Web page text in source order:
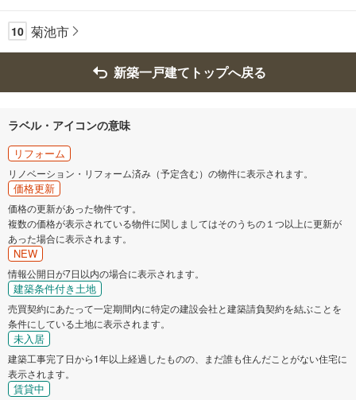
10 菊池市
新築一戸建てトップへ戻る
ラベル・アイコンの意味
リフォーム
リノベーション・リフォーム済み（予定含む）の物件に表示されます。
価格更新
価格の更新があった物件です。
複数の価格が表示されている物件に関しましてはそのうちの１つ以上に更新が
あった場合に表示されます。
NEW
情報公開日が7日以内の場合に表示されます。
建築条件付き土地
売買契約にあたって一定期間内に特定の建設会社と建築請負契約を結ぶことを
条件にしている土地に表示されます。
未入居
建築工事完了日から1年以上経過したものの、まだ誰も住んだことがない住宅に
表示されます。
賃貸中